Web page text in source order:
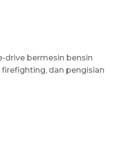
drive bermesin bensin
dan pengisian